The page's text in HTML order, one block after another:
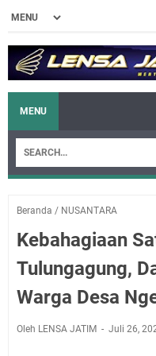
MENU
Beranda / NUSANTARA
Kebahagiaan
Tulungagung,
Warga Desa
Oleh LENSA JATIM Juli 26,